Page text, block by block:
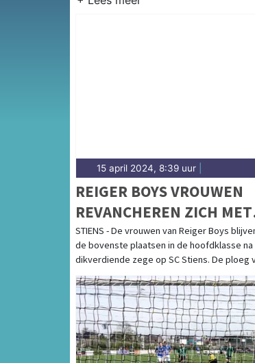
Onze sportredactie brengt
op de hoogte van alle sportieve
15 april 2024, 8:39 uur
REIGER BOYS VROUWEN
REVANCHEREN ZICH MET
TERECHTE ZEGE OP SC
STIENS - De vrouwen van Reiger Boys
de bovenste plaatsen in de hoofdklasse na
dikverdiende zege op SC Stiens. De ploeg